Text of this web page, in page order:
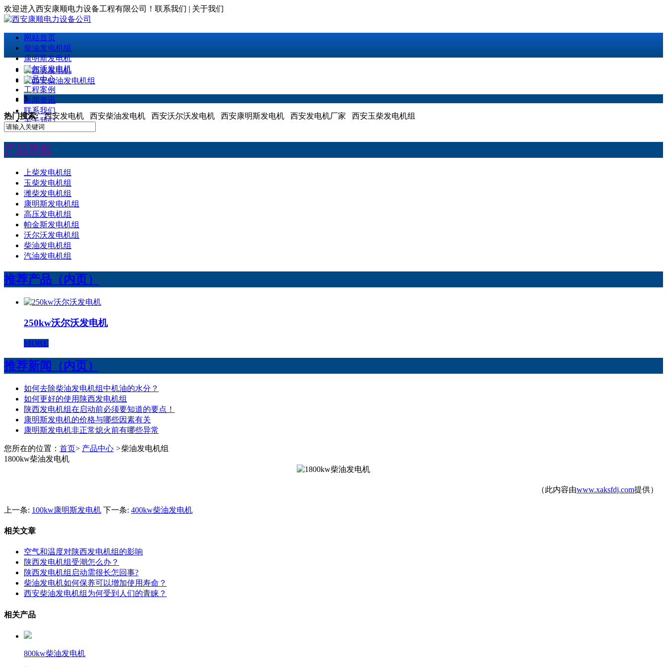
欢迎进入西安康顺电力设备工程有限公司！ 联系我们 | 关于我们
网站首页
柴油发电机组
康明斯发电机
沃尔沃发电机
产品中心
工程案例
新闻资讯
联系我们
关于我们
$
热门搜索:西安发电机 西安柴油发电机 西安沃尔沃发电机 西安康明斯发电机 西安发电机厂家 西安玉柴发电机组
产品导航
上柴发电机组
玉柴发电机组
潍柴发电机组
康明斯发电机组
高压发电机组
帕金斯发电机组
沃尔沃发电机组
柴油发电机组
汽油发电机组
推荐产品（内页）
250kw沃尔沃发电机
MORE
推荐新闻（内页）
如何去除柴油发电机组中机油的水分？
如何更好的使用陕西发电机组
陕西发电机组在启动前必须要知道的要点！
康明斯发电机的价格与哪些因素有关
康明斯发电机非正常熄火前有哪些异常
您所在的位置： 首页> 产品中心 >柴油发电机组
1800kw柴油发电机
（此内容由www.xaksfdj.com提供）
上一条: 100kw康明斯发电机 下一条: 400kw柴油发电机
相关文章
空气和温度对陕西发电机组的影响
陕西发电机组受潮怎么办？
陕西发电机组启动需很长怎回事?
柴油发电机如何保养可以增加使用寿命？
西安柴油发电机组为何受到人们的青睐？
相关产品
800kw柴油发电机